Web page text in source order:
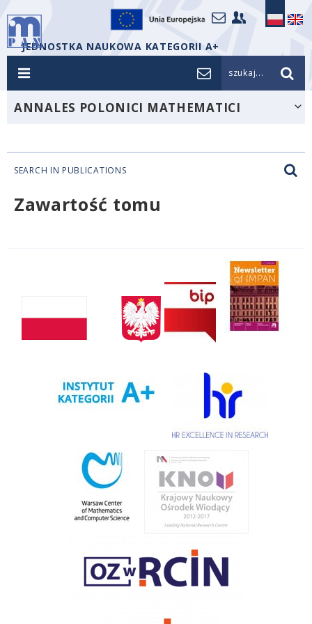
JEDNOSTKA NAUKOWA KATEGORII A+
szukaj...
ANNALES POLONICI MATHEMATICI
SEARCH IN PUBLICATIONS
Zawartość tomu